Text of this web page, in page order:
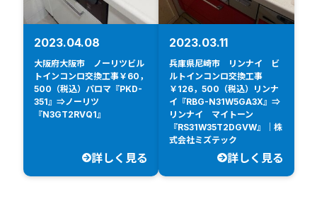
2023.04.08
大阪府大阪市 ノーリツビル
トインコンロ交換工事￥60，
500（税込）パロマ『PKD-
351』⇒ノーリツ
『N3GT2RVQ1』
詳しく見る
2023.03.11
兵庫県尼崎市 リンナイ ビ
ルトインコンロ交換工事
￥126，500（税込）リンナ
イ『RBG-N31W5GA3X』⇒
リンナイ マイトーン
『RS31W35T2DGVW』｜株
式会社ミズテック
詳しく見る